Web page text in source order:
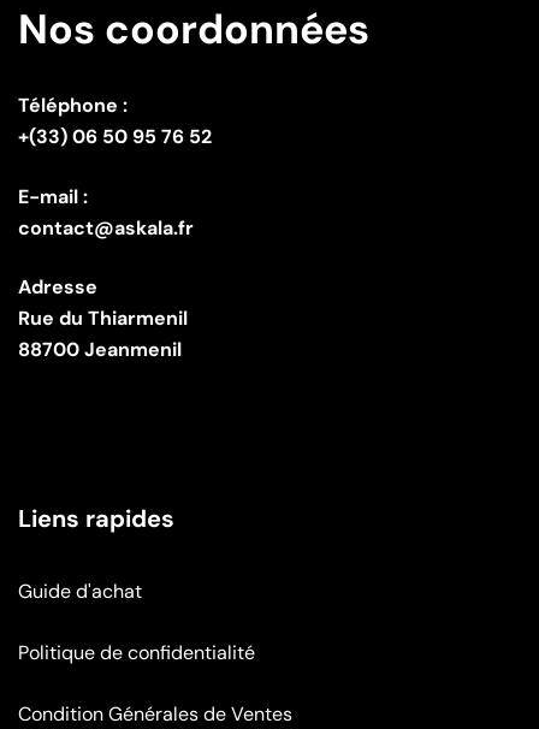
Nos coordonnées
Téléphone :
+(33) 06 50 95 76 52
E-mail :
contact@askala.fr
Adresse
Rue du Thiarmenil
88700 Jeanmenil
Liens rapides
Guide d'achat
Politique de confidentialité
Condition Générales de Ventes